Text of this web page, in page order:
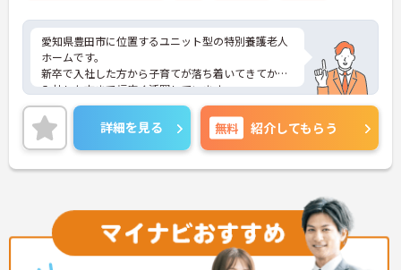
愛知県豊田市に位置するユニット型の特別養護老人
ホームです。
新卒で入社した方から子育てが落ち着いてきてから
入社した方まで幅広く活躍しています。
各ご家庭の環境にも理解のあるスタッフばかりで
す。困った人がいたら声をかけたり、協力して仕事
を進めたり…職場が第二の家庭のように職員同士の
仲の良さが施設の自慢です♪
無資格・未経験の方でも、研修制度や資格取得支援
ご興味をお持ちの方には詳細の情報や面接のポイン
トをお伝えしますのでお気軽にお問い合わせくださ
いませ。
詳細を見る 無料 紹介してもらう